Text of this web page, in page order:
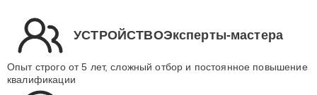
УСТРОЙСТВОЭксперты-мастера
Опыт строго от 5 лет, сложный отбор и постоянное повышение
квалификации